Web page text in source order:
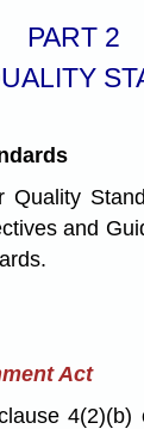
PART 2
and
Act